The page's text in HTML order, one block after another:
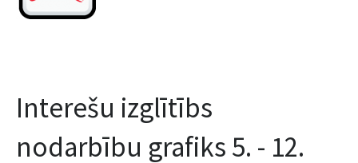
nodarbību grafiks 5. - 12.
klasēm